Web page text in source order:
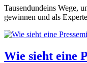
Tausendundeins Wege,
gewinnen und als
Wie sieht eine